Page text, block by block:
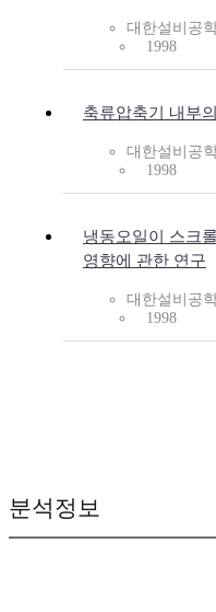
대한설비공
1998
축류압축기 내부
대한설비공
1998
냉동오일이 스크
영향에 관한 연구
대한설비공
1998
분석정보